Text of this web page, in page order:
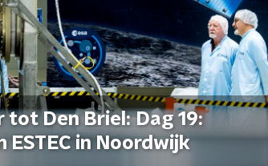
tot Den Briel: Dag 19:
in Noordwijk